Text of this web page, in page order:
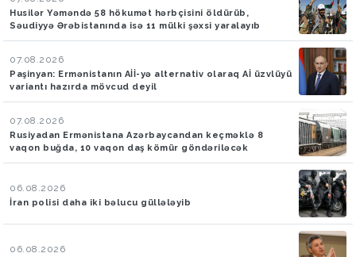
Husilər Yəməndə 58 hökumət hərbçisini öldürüb,
Səudiyyə Ərəbistanında isə 11 mülki şəxsi yaralayıb
07.08.2026
Paşinyan: Ermənistanın Aİİ-yə alternativ olaraq Aİ üzvlüyü
variantı hazırda mövcud deyil
07.08.2026
Rusiyadan Ermənistana Azərbaycandan keçməklə 8
vaqon buğda, 10 vaqon daş kömür göndəriləcək
06.08.2026
İran polisi daha iki bəlucu güllələyib
06.08.2026